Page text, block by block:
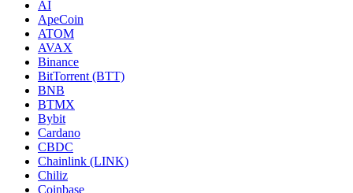
AI
ApeCoin
ATOM
AVAX
Binance
BitTorrent (BTT)
BNB
BTMX
Bybit
Cardano
CBDC
Chainlink (LINK)
Chiliz
Coinbase